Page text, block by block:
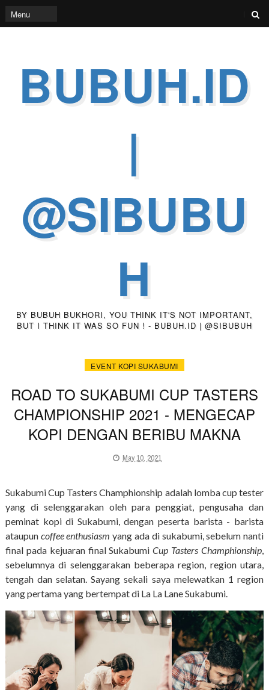
BUBUH.ID
|
@SIBUBU
H
BY BUBUH BUKHORI, YOU THINK IT'S NOT IMPORTANT,
BUT I THINK IT WAS SO FUN ! - BUBUH.ID | @SIBUBUH
EVENT KOPI SUKABUMI
ROAD TO SUKABUMI CUP TASTERS
CHAMPIONSHIP 2021 - MENGECAP
KOPI DENGAN BERIBU MAKNA
May 10, 2021
Sukabumi Cup Tasters Champhionship adalah lomba cup tester
yang di selenggarakan oleh para penggiat, pengusaha dan
peminat kopi di Sukabumi, dengan peserta barista - barista
ataupun coffee enthusiasm yang ada di sukabumi, sebelum nanti
final pada kejuaran final SukabumiCup Tasters Champhionship,
sebelumnya di selenggarakan beberapa region, region utara,
tengah dan selatan. Sayang sekali saya melewatkan 1 region
yang pertama yang bertempat di La La Lane Sukabumi.